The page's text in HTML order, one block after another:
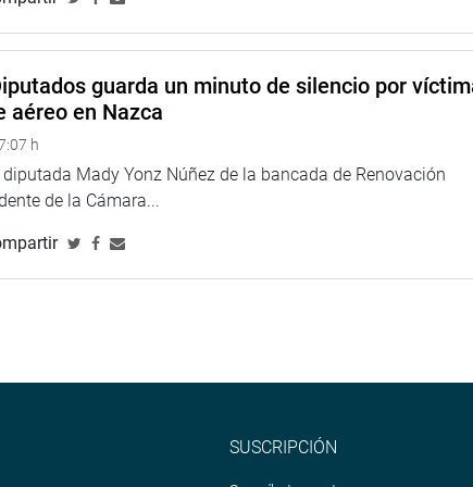
les encontró dinero en sus cuentas.
el próximo miércoles se instalará la Comisión
tendrá sus integrantes y que no será una más
establecido. Su labor, dijo, no debe distraer al Congreso de
combate contra la inseguridad económica, la lucha
guarda un minuto de silencio por
aéreo en Nazca
h
Mady Yonz Núñez de la bancada de Renovación
de la Cámara...
SUSCRIPCIÓN